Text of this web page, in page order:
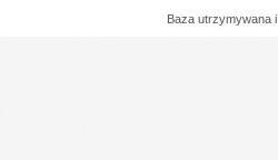
Baza utrzymywana